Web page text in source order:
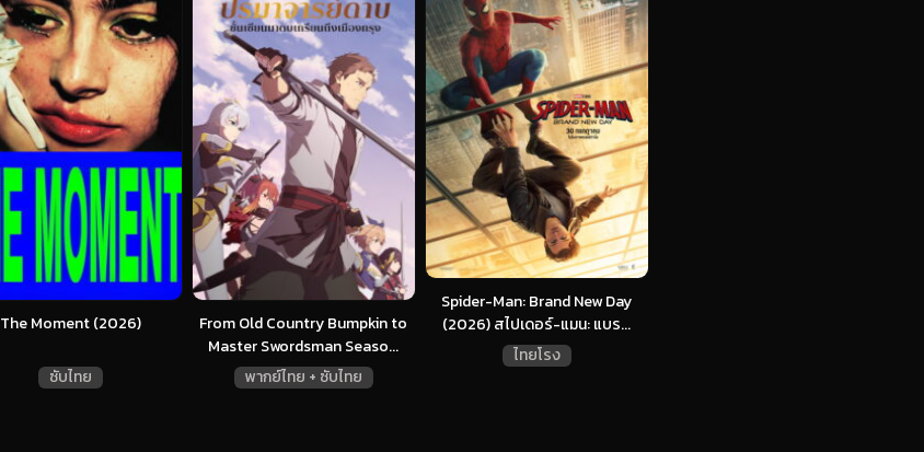
The Moment (2026)
ซับไทย
From Old Country Bumpkin to
Master Swordsman Seaso...
พากย์ไทย + ซับไทย
Spider-Man: Brand New Day
(2026) สไปเดอร์-แมน: แบร...
ไทยโรง